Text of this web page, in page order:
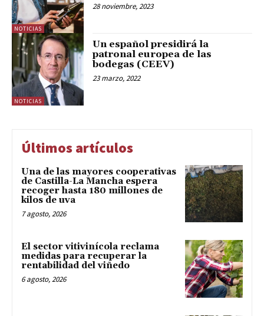
NOTICIAS
28 noviembre, 2023
NOTICIAS
Un español presidirá la
patronal europea de las
bodegas (CEEV)
23 marzo, 2022
Últimos artículos
Una de las mayores cooperativas
de Castilla-La Mancha espera
recoger hasta 180 millones de
kilos de uva
7 agosto, 2026
El sector vitivinícola reclama
medidas para recuperar la
rentabilidad del viñedo
6 agosto, 2026